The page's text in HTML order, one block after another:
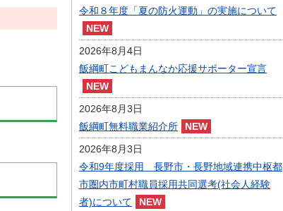
企業の税金
入札・契約
指定管理者制度
人材募集
人事・職員募集
まちづくり
庁舎建設
令和８年度「夏の防火運動」の実施について
2026年8月4日
飯綱町こどもまんなか応援サポーター宣言
2026年8月3日
飯綱町無料職業紹介所
2026年8月3日
令和9年度採用 長野市・長野地域連携中枢都
市圏内市町村職員採用共同選考(社会人経験
者)について